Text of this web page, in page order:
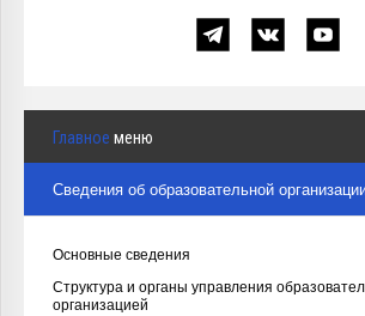
Главное меню
Сведения об образовательной
Основные сведения
Структура и органы управления
организацией